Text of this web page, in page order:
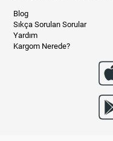
Blog
Sıkça Sorulan Sorular
Yardım
Kargom Nerede?